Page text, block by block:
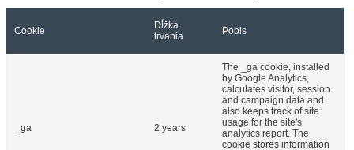
Cookie
Dĺžka
trvania
Popis
_ga 2 years
The _ga cookie, installed
by Google Analytics,
calculates visitor, session
and campaign data and
also keeps track of site
usage for the site's
analytics report. The
cookie stores information